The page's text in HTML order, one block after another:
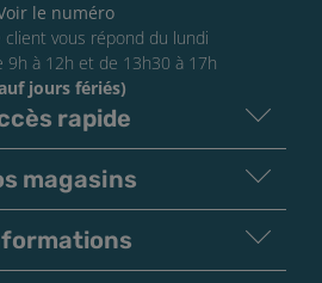
le numéro
client vous répond du lundi
9h à 12h et de 13h30 à 17h
jours fériés)
rapide
magasins